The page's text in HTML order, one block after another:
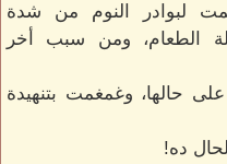
لبوادر النوم من شدة
الطعام، ومن سبب أخر
حالها، وغمغمت بتنهيدة
ده!